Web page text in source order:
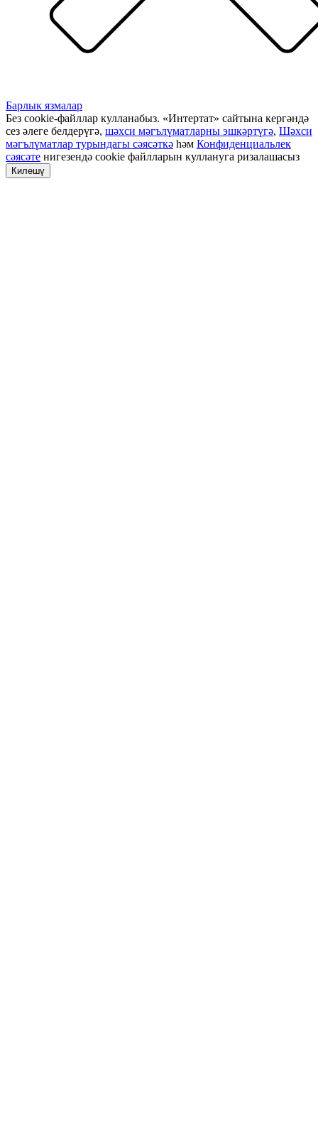
Барлык язмалар
Без cookie-файллар кулланабыз. «Интертат» сайтына кергәндә
сез әлеге белдерүгә, шәхси мәгълүматларны эшкәртүгә, Шәхси
мәгълүматлар турындагы сәясәткә һәм Конфиденциальлек
сәясәте нигезендә cookie файлларын куллануга ризалашасыз
Килешү